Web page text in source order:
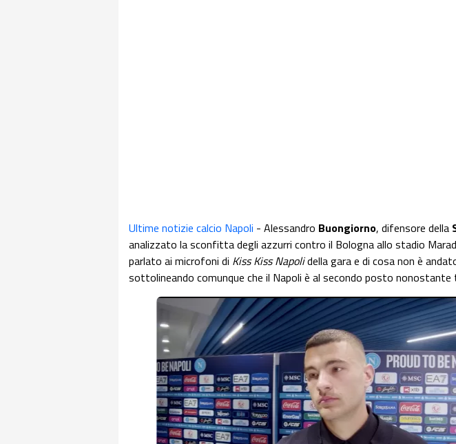
Ultime notizie calcio Napoli - Alessandro Buongiorno, difensore della
analizzato la sconfitta degli azzurri contro il Bologna allo stadio
parlato ai microfoni di Kiss Kiss Napolidella gara e di cosa non è
sottolineando comunque che il Napoli è al secondo posto